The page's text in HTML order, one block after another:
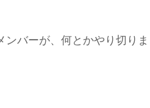
バーが、何とかやり切りま